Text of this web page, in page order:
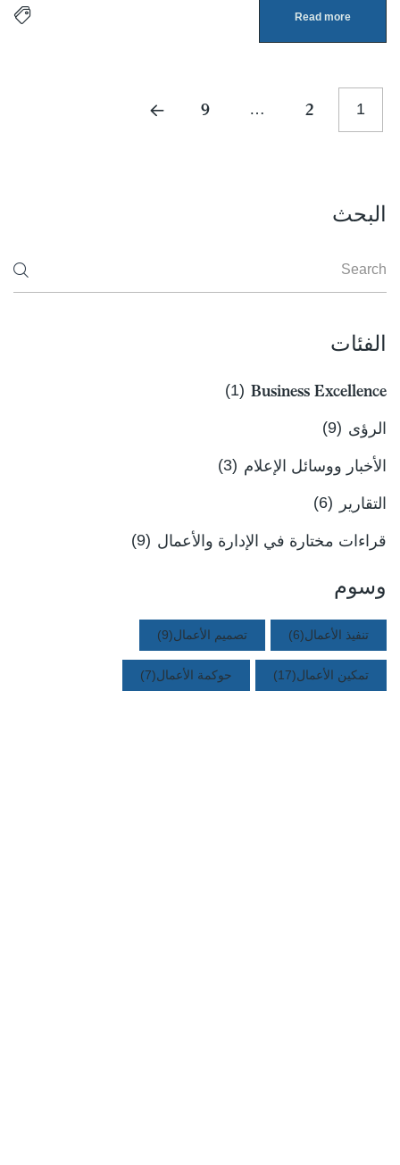
Read more
1
2
…
9
البحث
الفئات
Business Excellence
(1)
الرؤى (9)
الأخبار ووسائل الإعلام (3)
التقارير (6)
قراءات مختارة في الإدارة والأعمال (9)
وسوم
تنفيذ الأعمال(6) تصميم الأعمال(9)
تمكين الأعمال(17) حوكمة الأعمال(7)